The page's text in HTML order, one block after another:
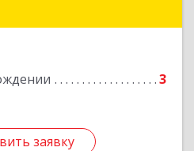
3
заявку
Подробнее
заявку